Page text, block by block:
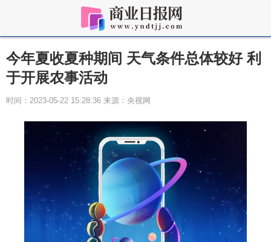
今年夏收夏种期间 天气条件总体较好 利
于开展农事活动
时间：2023-05-22 15:28:36 来源：央视网